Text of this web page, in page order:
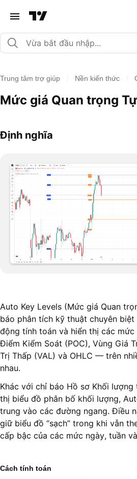
Trung tâm trợ giúp Nền kiến thức
Mức giá Quan trọng
Định nghĩa
Auto Key Levels (Mức giá Quan
báo phân tích kỹ thuật chuyên
động tính toán và hiển thị các
Điểm Kiểm Soát (POC), Vùng Giá
Trị Thấp (VAL) và OHLC — trên
nhau.
Khác với chỉ báo Hồ sơ Khối
thị biểu đồ phân bố khối lượng,
trung vào các đường ngang. Điều
giữ biểu đồ “sạch” trong khi vẫn
cấp bậc của các mức ngày, tuần
Cách tính toán